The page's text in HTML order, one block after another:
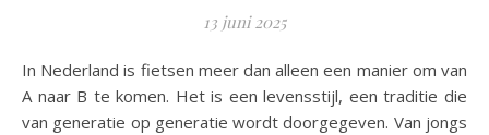
13 juni 2025
In Nederland is fietsen meer dan alleen een manier om van
A naar B te komen. Het is een levensstijl, een traditie die
van generatie op generatie wordt doorgegeven. Van jongs